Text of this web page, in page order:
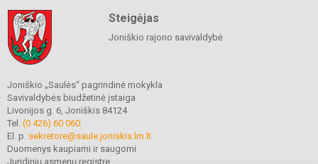
Steigėjas
Joniškio rajono savivaldybė
Joniškio „Saulės“ pagrindinė mokykla
Savivaldybės biudžetinė įstaiga
Livonijos g. 6, Joniškis 84124
Tel. (0 426) 60 060
El. p. sekretore@saule.joniskis.lm.lt
Duomenys kaupiami ir saugomi
Juridinių asmenų registre